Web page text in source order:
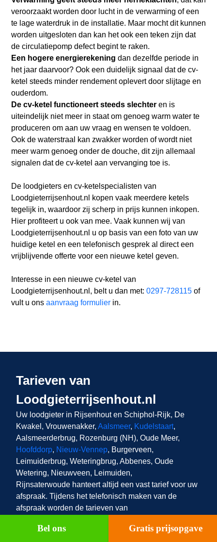
veroorzaakt worden door lucht in de verwarming of een
te lage waterdruk in de installatie. Maar mocht dit kunnen
worden uitgesloten dan kan het ook een teken zijn dat
de circulatiepomp defect begint te raken.
Een hogere energierekening dan dezelfde periode in
het jaar daarvoor? Ook een duidelijk signaal dat de cv-
ketel steeds minder rendement oplevert door slijtage en
ouderdom.
De cv-ketel functioneert steeds slechteren is
uiteindelijk niet meer in staat om genoeg warm water te
produceren om aan uw vraag en wensen te voldoen.
Ook de waterstraal kan zwakker worden of wordt niet
meer warm genoeg onder de douche, dit zijn allemaal
signalen dat de cv-ketel aan vervanging toe is.
De loodgieters en cv-ketelspecialisten van
Loodgieterrijsenhout.nl kopen vaak meerdere ketels
tegelijk in, waardoor zij scherp in prijs kunnen inkopen.
Hier profiteert u ook van mee. Vaak kunnen wij van
Loodgieterrijsenhout.nl u op basis van een foto van uw
huidige ketel en een telefonisch gesprek al direct een
vrijblijvende offerte voor een nieuwe ketel geven.
Interesse in een nieuwe cv-ketel van
Loodgieterrijsenhout.nl, belt u dan met: 0297-728115of
vult u ons aanvraag formulierin.
Tarieven van
Loodgieterrijsenhout.nl
Uw loodgieter in Rijsenhouten Schiphol-Rijk, De
Kwakel, Vrouwenakker, Aalsmeer, Kudelstaart,
Aalsmeerderbrug, Rozenburg (NH), Oude Meer,
Hoofddorp, Nieuw-Vennep, Burgerveen,
Leimuiderbrug, Weteringbrug, Abbenes, Oude
Wetering, Nieuwveen, Leimuiden,
Rijnsaterwoude hanteert altijd een vast tarief voor uw
afspraak. Tijdens het telefonisch maken van de
afspraak worden de tarieven van
vervolgens krijgt u nog een bevestiging van de
Bel ons Gratis prijsopgave